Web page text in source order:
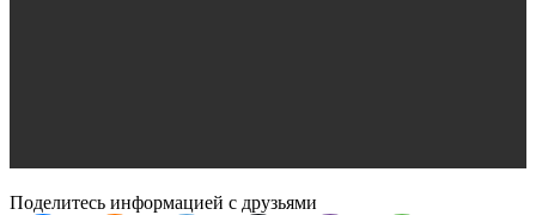
Поделитесь информацией с друзьями